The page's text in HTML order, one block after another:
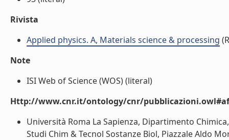
Rivista
Applied physics. A, Materials science & processing
Note
ISI Web of Science (WOS) (literal)
Http://www.cnr.it/ontology/cnr/
Università Roma La Sapienza, Dipartimento
Studi Chim & Tecnol Sostanze Biol, Piazzale Aldo